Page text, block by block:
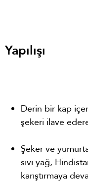
Yapılışı
Derin bir kap
şekeri ilave
Şeker ve
sıvı yağ,
karıştırmaya